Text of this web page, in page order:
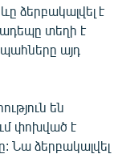
ձերբակալվել է
տեղի է
այդ
են
փոխված է
Նա ձերբակալվել